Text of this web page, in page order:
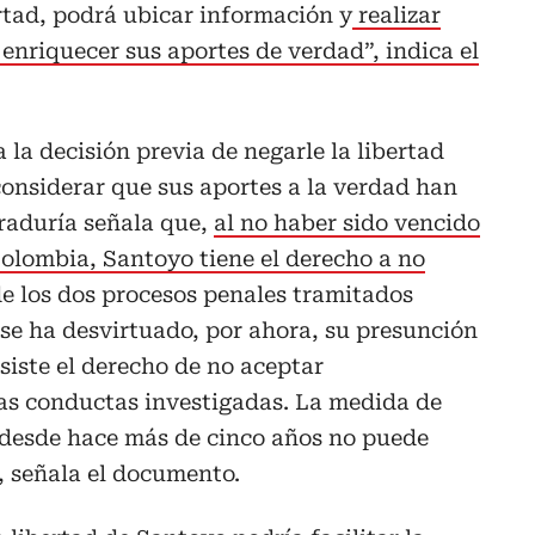
podrá ubicar información yrealizar
sus aportes de verdad”, indica el
la decisión previa de negarle la libertad
que sus aportes a la verdad han
señala que, al no haber sido vencido
Santoyo tiene el derecho a no
los dos procesos penales tramitados
ha desvirtuado, por ahora, su presunción
el derecho de no aceptar
conductas investigadas. La medida de
hace más de cinco años no puede
señala el documento.